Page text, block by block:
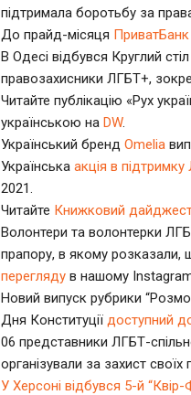
підтримала боротьбу за
До прайд-місяця ПриватБанк
В Одесі відбувся Круглий
правозахисники ЛГБТ+,
Читайте публікацію «Рух
українською на DW.
Український бренд Оmelia
Українська акція в
2021.
Читайте Книжковий
Волонтери та волонтерки
прапору, в якому розказали,
перегляду в нашому
Новий випуск рубрики
Дня Конституції доступний
06 представники ЛГБТ-
організували за захист своїх
У Херсоні відбувся 5-й